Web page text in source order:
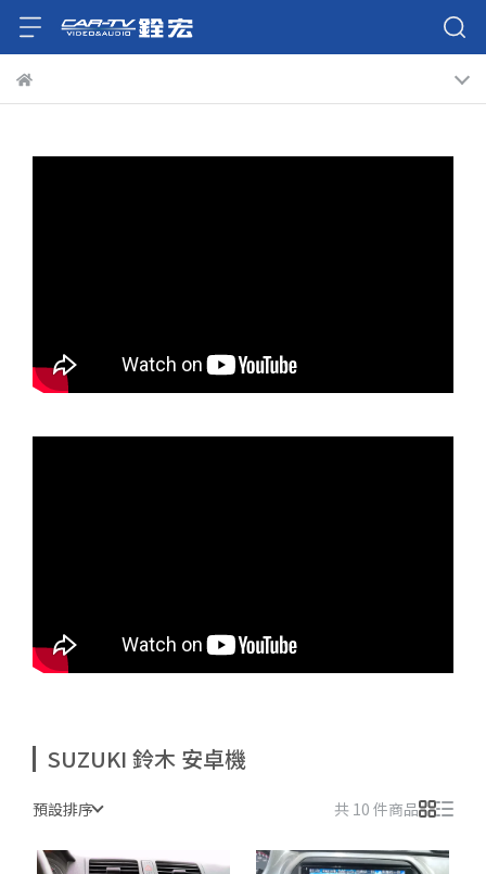
SUZUKI 鈴木 安卓機
預設排序 共 10 件商品